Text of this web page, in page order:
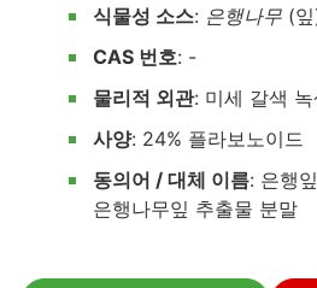
식물성 소스: 은행나무 (
CAS 번호: -
물리적 외관: 미세 갈색
사양: 24% 플라보노이드
동의어 / 대체 이름: 은행
은행나무잎 추출물 분말